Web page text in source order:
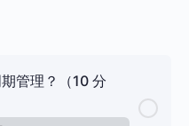
管理？（10 分